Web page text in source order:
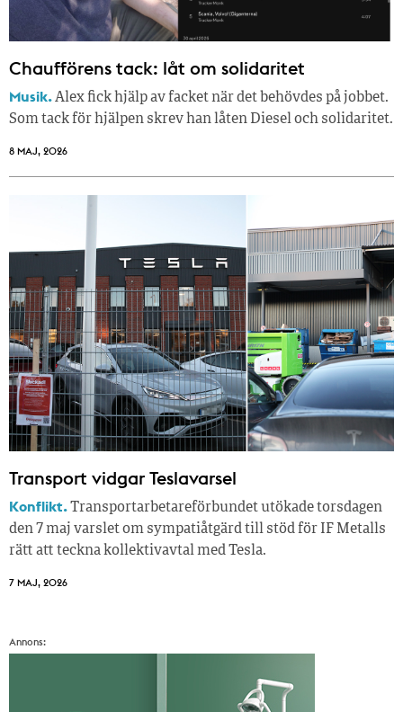
Chaufförens tack: låt om solidaritet
Musik.Alex fick hjälp av facket när det behövdes på jobbet.
Som tack för hjälpen skrev han låten Diesel och solidaritet.
8 MAJ, 2026
Transport vidgar Teslavarsel
Konflikt.Transportarbetareförbundet utökade torsdagen
den 7 maj varslet om sympatiåtgärd till stöd för IF Metalls
rätt att teckna kollektivavtal med Tesla.
7 MAJ, 2026
Annons: